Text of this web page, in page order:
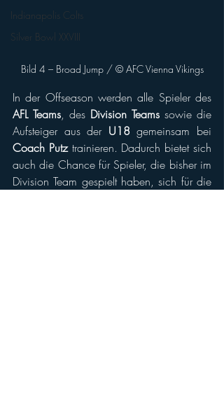
Indianapolis Colts
Silver Bowl XXVIII
Bild 4 – Broad Jump / © AFC Vienna Vikings
AFL Teams, des Division Teams sowie die
Aufsteiger aus der U18
Coach Putz trainieren. Dadurch bietet sich
auch die Chance für Spieler, die bisher im
Division Team gespielt haben, sich für die